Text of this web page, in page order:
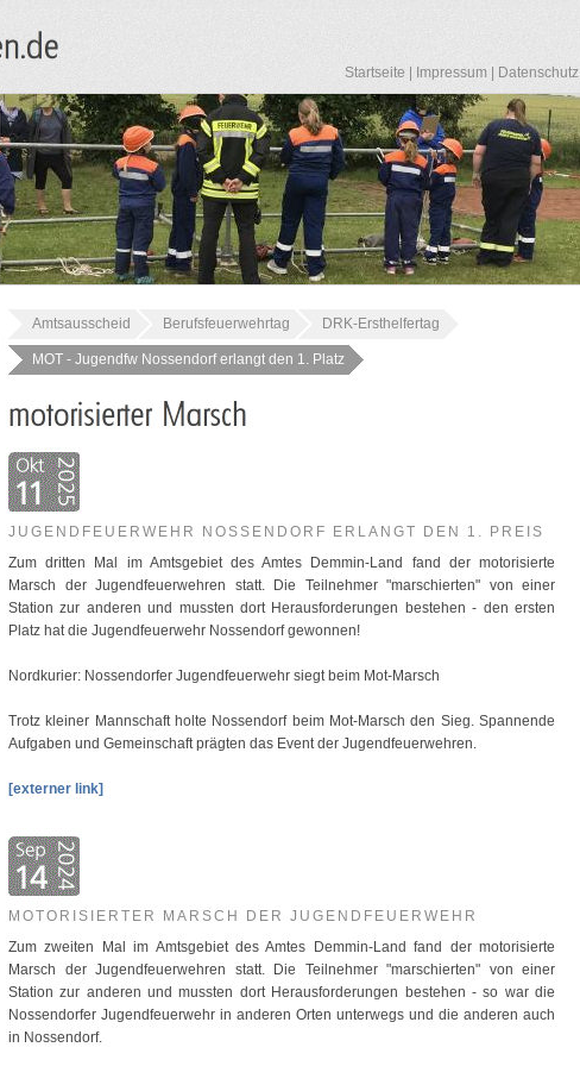
Startseite Impressum Datenschutz
Amtsausscheid Berufsfeuerwehrtag DRK-Ersthelfertag
MOT - Jugendfw Nossendorf erlangt den 1. Platz
JUGENDFEUERWEHR NOSSENDORF ERLANGT DEN 1. PREIS
Zum dritten Mal im Amtsgebiet des Amtes Demmin-Land fand der motorisierte
Marsch der Jugendfeuerwehren statt. Die Teilnehmer "marschierten" von einer
Station zur anderen und mussten dort Herausforderungen bestehen - den ersten
Platz hat die Jugendfeuerwehr Nossendorf gewonnen!
Nordkurier: Nossendorfer Jugendfeuerwehr siegt beim Mot-Marsch
Trotz kleiner Mannschaft holte Nossendorf beim Mot-Marsch den Sieg. Spannende
Aufgaben und Gemeinschaft prägten das Event der Jugendfeuerwehren.
[externer link]
MOTORISIERTER MARSCH DER JUGENDFEUERWEHR
Zum zweiten Mal im Amtsgebiet des Amtes Demmin-Land fand der motorisierte
Marsch der Jugendfeuerwehren statt. Die Teilnehmer "marschierten" von einer
Station zur anderen und mussten dort Herausforderungen bestehen - so war die
Nossendorfer Jugendfeuerwehr in anderen Orten unterwegs und die anderen auch
in Nossendorf.